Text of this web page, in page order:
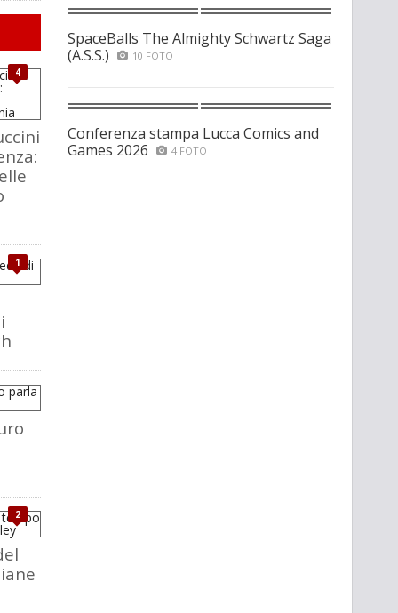
4
1
2
SpaceBalls The Almighty Schwartz Saga
(A.S.S.)
10 FOTO
Conferenza stampa Lucca Comics and
Games 2026
4 FOTO